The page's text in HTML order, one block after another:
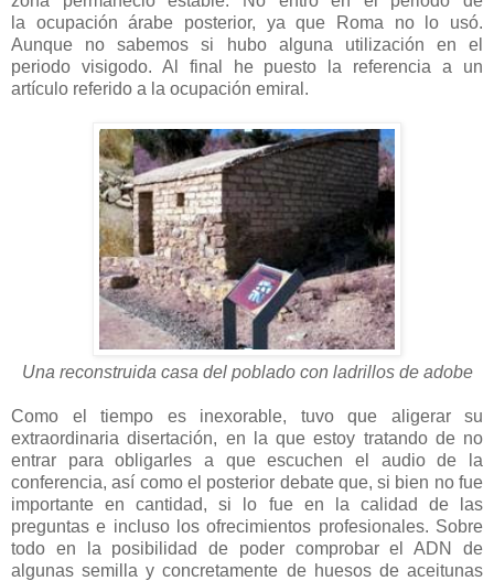
la ocupación árabe posterior, ya que Roma no lo usó.
Aunque no sabemos si hubo alguna utilización en el
periodo visigodo. Al final he puesto la referencia a un
artículo referido a la ocupación emiral.
Una reconstruida casa del poblado con ladrillos de adobe
Como el tiempo es inexorable, tuvo que aligerar su
extraordinaria disertación, en la que estoy tratando de no
entrar para obligarles a que escuchen el audio de la
conferencia, así como el posterior debate que, si bien no fue
importante en cantidad, si lo fue en la calidad de las
preguntas e incluso los ofrecimientos profesionales. Sobre
todo en la posibilidad de poder comprobar el ADN de
algunas semilla y concretamente de huesos de aceitunas